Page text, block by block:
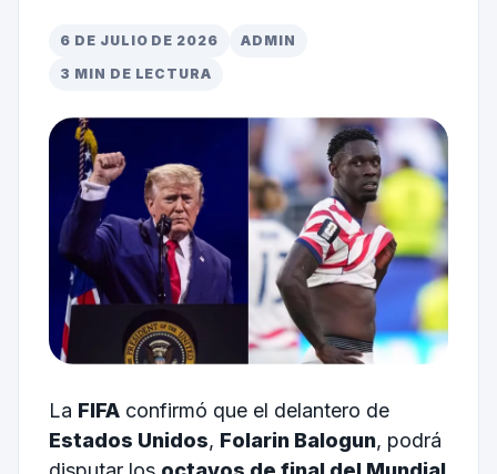
6 DE JULIO DE 2026
ADMIN
3 MIN DE LECTURA
La FIFAconfirmó que el delantero de
Estados Unidos, Folarin Balogun, podrá